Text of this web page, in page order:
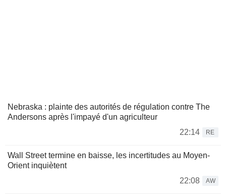
Nebraska : plainte des autorités de régulation contre The
Andersons après l'impayé d'un agriculteur
22:14
RE
Wall Street termine en baisse, les incertitudes au Moyen-
Orient inquiètent
22:08
AW